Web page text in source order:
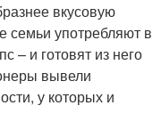
вкусовую
употребляют в
– и готовят из него
вывели
у которых и